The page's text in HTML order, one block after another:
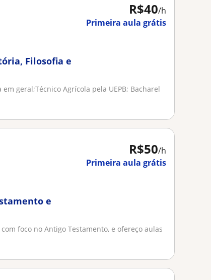
R$40/h
Primeira aula grátis
Filosofia e
geral;Técnico Agrícola pela UEPB; Bacharel
R$50/h
Primeira aula grátis
e
foco no Antigo Testamento, e ofereço aulas